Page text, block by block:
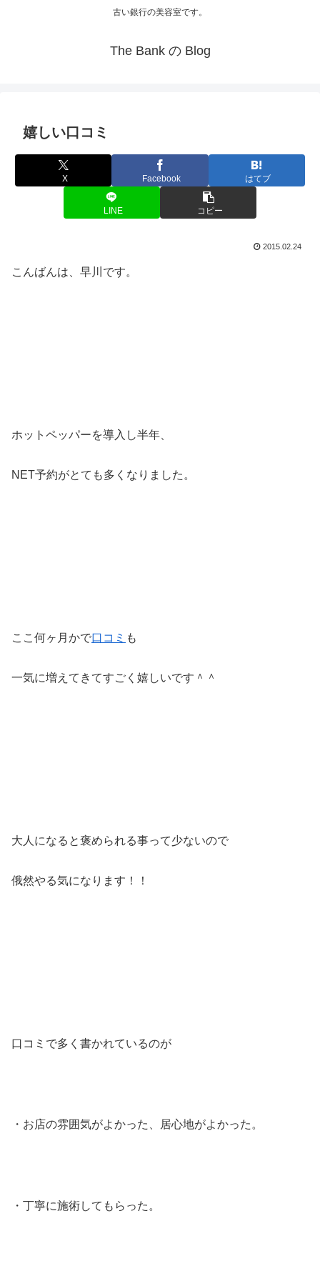
古い銀行の美容室です。
The Bank の Blog
嬉しい口コミ
X Facebook はてブ
LINE コピー
2015.02.24
こんばんは、早川です。
ホットペッパーを導入し半年、
NET予約がとても多くなりました。
ここ何ヶ月かで口コミ も
一気に増えてきてすごく嬉しいです＾＾
大人になると褒められる事って少ないので
俄然やる気になります！！
口コミで多く書かれているのが
・お店の雰囲気がよかった、居心地がよかった。
・丁寧に施術してもらった。